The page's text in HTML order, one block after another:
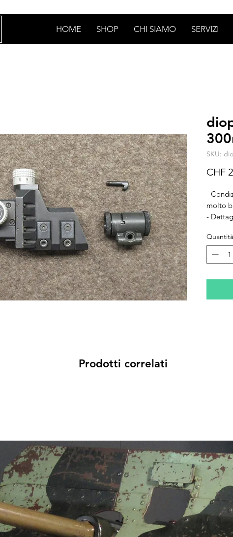
HOME SHOP CHI SIAMO SERVIZI
SKU:
CHF
-
molto
-
Quantità
Prodotti correlati